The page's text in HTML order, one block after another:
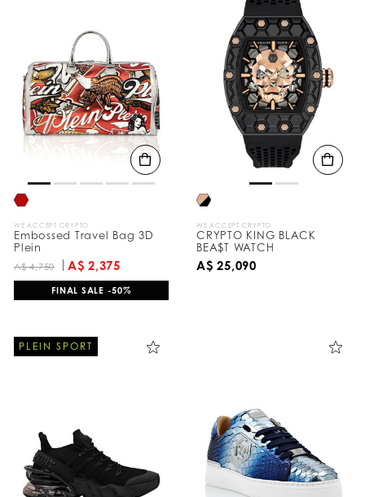
WE ACCEPT CRYPTO
Embossed Travel Bag 3D
Plein
A$ 4,750 A$ 2,375
FINAL SALE -50%
WE ACCEPT CRYPTO
CRYPTO KING BLACK
BEA$T WATCH
A$ 25,090
PLEIN SPORT